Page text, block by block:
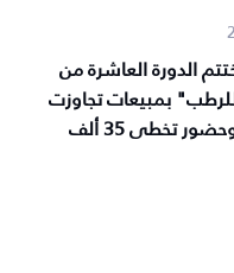
الدورة العاشرة من
بمبيعات تجاوزت
2 مليون درهم وحضور تخطى 35 ألف